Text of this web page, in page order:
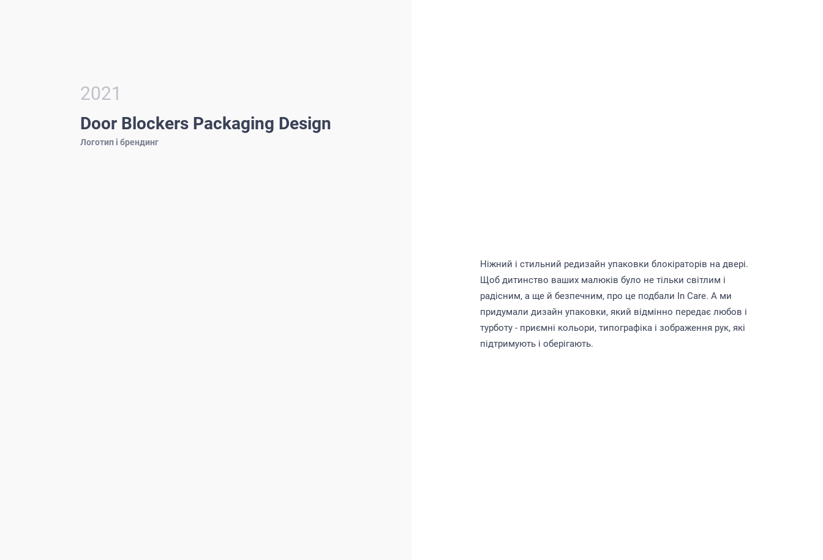
2021
Door Blockers Packaging Design
Логотип і брендинг
Ніжний і стильний редизайн упаковки блокіраторів на двері.
Щоб дитинство ваших малюків було не тільки світлим і
радісним, а ще й безпечним, про це подбали In Care. А ми
придумали дизайн упаковки, який відмінно передає любов і
турботу - приємні кольори, типографіка і зображення рук, які
підтримують і оберігають.